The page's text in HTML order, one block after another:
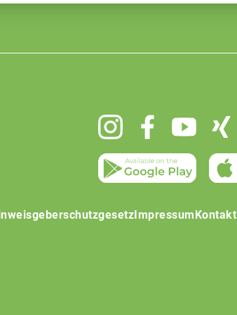
Impressum Kontakt